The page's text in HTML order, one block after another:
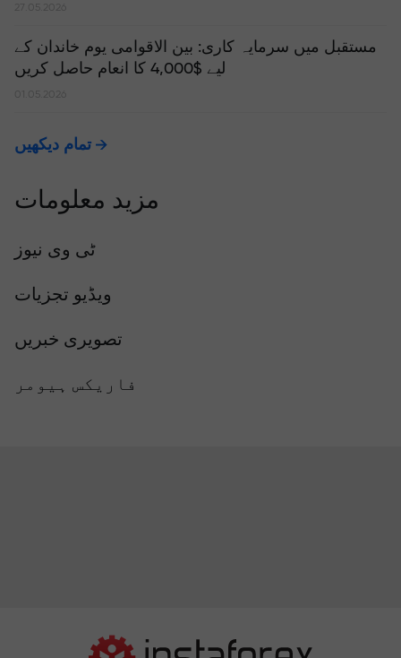
27.05.2026
مستقبل میں سرمایہ کاری: بین الاقوامی یوم خاندان کے
لیے $4,000 کا انعام حاصل کریں
01.05.2026
تمام دیکھیں
مزید معلومات
ٹی وی نیوز
ویڈیو تجزیات
تصویری خبریں
فاریکس ہیومر